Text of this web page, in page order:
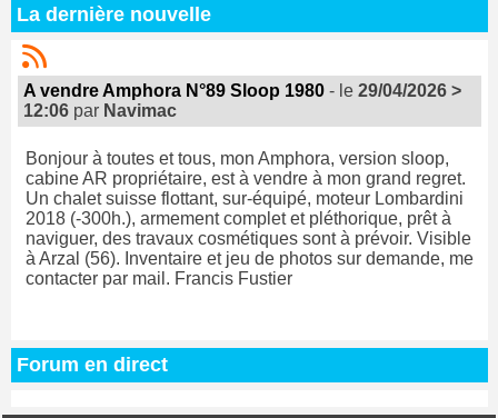
La dernière nouvelle
A vendre Amphora N°89 Sloop 1980 - le 29/04/2026 >
12:06par Navimac
Bonjour à toutes et tous, mon Amphora, version sloop,
cabine AR propriétaire, est à vendre à mon grand regret.
Un chalet suisse flottant, sur-équipé, moteur Lombardini
2018 (-300h.), armement complet et pléthorique, prêt à
naviguer, des travaux cosmétiques sont à prévoir. Visible
à Arzal (56). Inventaire et jeu de photos sur demande, me
contacter par mail. Francis Fustier
Forum en direct